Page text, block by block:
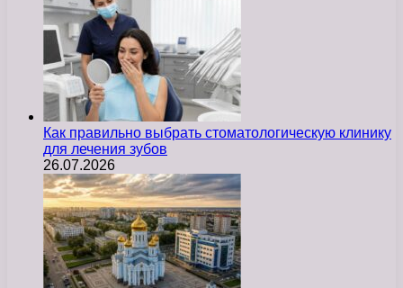
Как правильно выбрать стоматологическую клинику
для лечения зубов
26.07.2026